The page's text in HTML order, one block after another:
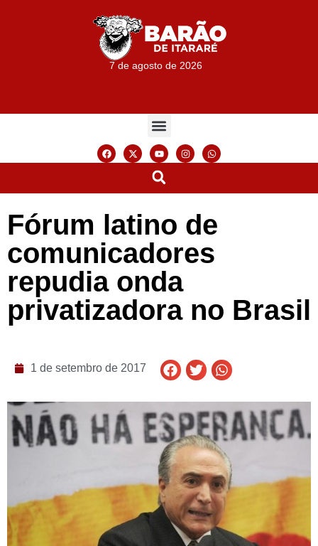
7 de agosto de 2026
Fórum latino de
comunicadores
repudia onda
privatizadora no Brasil
1 de setembro de 2017